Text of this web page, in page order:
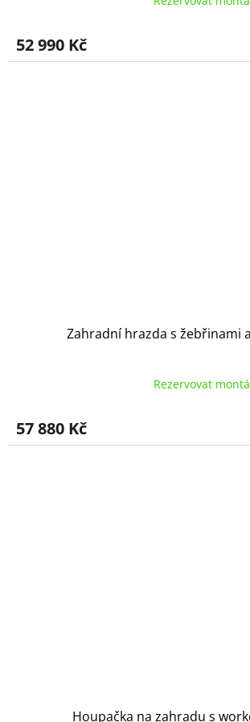
52 990 Kč
Zahradní hrazda s žebřinami
Rezervovat
57 880 Kč
Houpačka na zahradu s